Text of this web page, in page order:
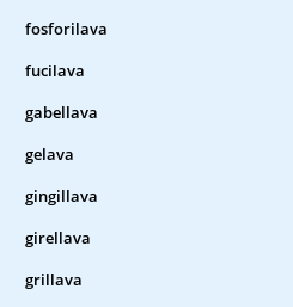
fosforilava
fucilava
gabellava
gelava
gingillava
girellava
grillava